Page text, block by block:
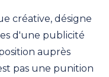
créative, désigne
d'une publicité
auprès
pas une punition